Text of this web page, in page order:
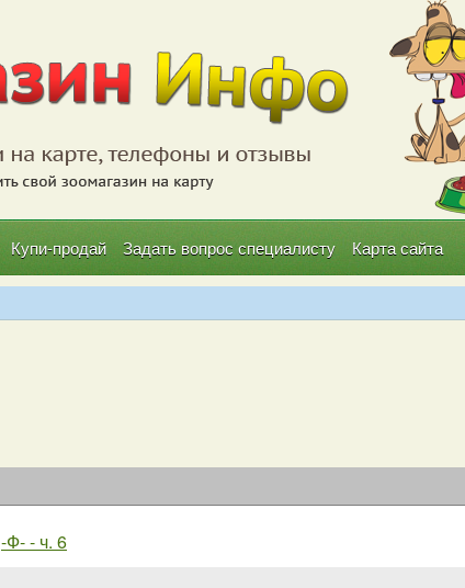
Купи-продай Задать вопрос специалисту Карта сайта
-Ф- - ч. 6